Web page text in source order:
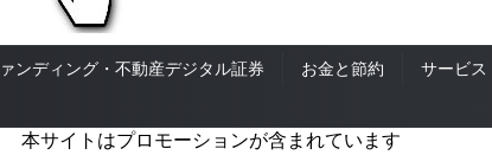
ンディング・不動産デジタル証券 お金と節約 サービス
本サイトはプロモーションが含まれています